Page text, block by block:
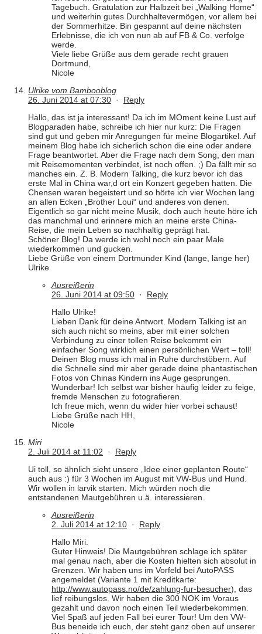
Tagebuch. Gratulation zur Halbzeit bei „Walking Home“
und weiterhin gutes Durchhaltevermögen, vor allem bei
der Sommerhitze. Bin gespannt auf deine nächsten
Erlebnisse, die ich von nun ab auf FB & Co. verfolge
werde.
Viele liebe Grüße aus dem gerade recht grauen
Dortmund,
Nicole
Ulrike vom Bambooblog
26. Juni 2014 at 07:30 · Reply
Hallo, das ist ja interessant! Da ich im MOment keine Lust auf
Blogparaden habe, schreibe ich hier nur kurz: Die Fragen
sind gut und geben mir Anregungen für meine Blogartikel. Auf
meinem Blog habe ich sicherlich schon die eine oder andere
Frage beantwortet. Aber die Frage nach dem Song, den man
mit Reisemomenten verbindet, ist noch offen. ;) Da fällt mir so
manches ein. Z. B. Modern Talking, die kurz bevor ich das
erste Mal in China war,d ort ein Konzert gegeben hatten. Die
Chensen waren begeistert und so hörte ich vier Wochen lang
an allen Ecken „Brother Loui“ und anderes von denen.
Eigentlich so gar nicht meine Musik, doch auch heute höre ich
das manchmal und erinnere mich an meine erste China-
Reise, die mein Leben so nachhaltig geprägt hat.
Schöner Blog! Da werde ich wohl noch ein paar Male
wiederkommen und gucken.
Liebe Grüße von einem Dortmunder Kind (lange, lange her)
Ulrike
Ausreißerin
26. Juni 2014 at 09:50 · Reply
Hallo Ulrike!
Lieben Dank für deine Antwort. Modern Talking ist an
sich auch nicht so meins, aber mit einer solchen
Verbindung zu einer tollen Reise bekommt ein
einfacher Song wirklich einen persönlichen Wert – toll!
Deinen Blog muss ich mal in Ruhe durchstöbern. Auf
die Schnelle sind mir aber gerade deine phantastischen
Fotos von Chinas Kindern ins Auge gesprungen.
Wunderbar! Ich selbst war bisher häufig leider zu feige,
fremde Menschen zu fotografieren.
Ich freue mich, wenn du wider hier vorbei schaust!
Liebe Grüße nach HH,
Nicole
Miri
2. Juli 2014 at 11:02 · Reply
Ui toll, so ähnlich sieht unsere „Idee einer geplanten Route“
auch aus :) für 3 Wochen im August mit VW-Bus und Hund.
Wir wollen in larvik starten. Mich würden noch die
entstandenen Mautgebühren u.ä. interessieren.
Ausreißerin
2. Juli 2014 at 12:10 · Reply
Hallo Miri.
Guter Hinweis! Die Mautgebühren schlage ich später
mal genau nach, aber die Kosten hielten sich absolut in
Grenzen. Wir haben uns im Vorfeld bei AutoPASS
angemeldet (Variante 1 mit Kreditkarte:
http://www.autopass.no/de/zahlung-fur-besucher), das
lief reibungslos. Wir haben die 300 NOK im Voraus
gezahlt und davon noch einen Teil wiederbekommen.
Viel Spaß auf jeden Fall bei eurer Tour! Um den VW-
Bus beneide ich euch, der steht ganz oben auf unserer